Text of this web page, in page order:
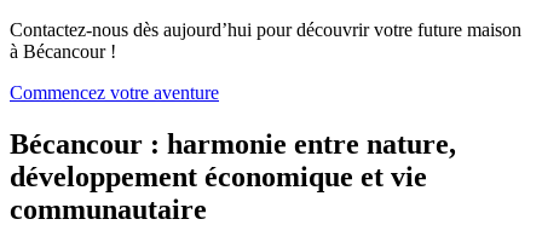
Contactez-nous dès aujourd’hui pour découvrir votre future maison
à Bécancour !
Commencez votre aventure
Bécancour : harmonie entre nature,
développement économique et vie
communautaire